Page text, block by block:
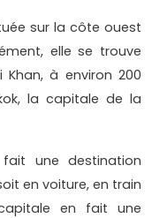
sur la côte ouest
elle se trouve
à environ 200
la capitale de la
une destination
en voiture, en train
en fait une